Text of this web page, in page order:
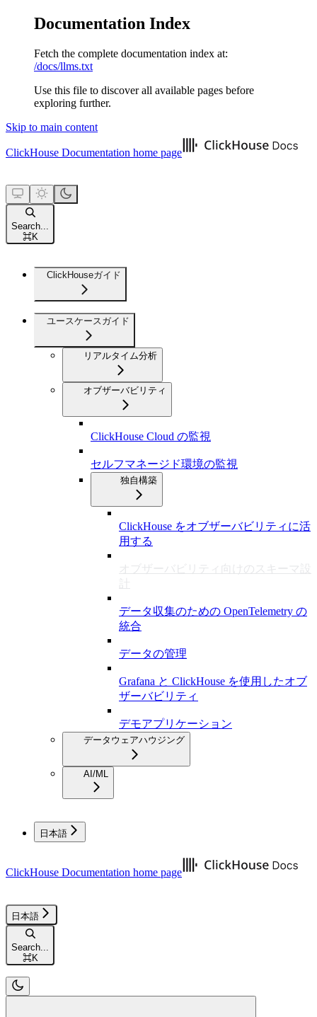
Documentation Index
Fetch the complete documentation index at:
/docs/llms.txt
Use this file to discover all available pages before
exploring further.
Skip to main content
ClickHouse Documentation home page
Search...
⌘K
ClickHouseガイド
ユースケースガイド
リアルタイム分析
オブザーバビリティ
ClickHouse Cloud の監視
セルフマネージド環境の監視
独自構築
ClickHouse をオブザーバビリティに活
用する
オブザーバビリティ向けのスキーマ設
データ収集のための OpenTelemetry の
統合
データの管理
Grafana と ClickHouse を使用したオブ
ザーバビリティ
デモアプリケーション
データウェアハウジング
AI/ML
日本語
ClickHouse Documentation home page
日本語
Search...
⌘K